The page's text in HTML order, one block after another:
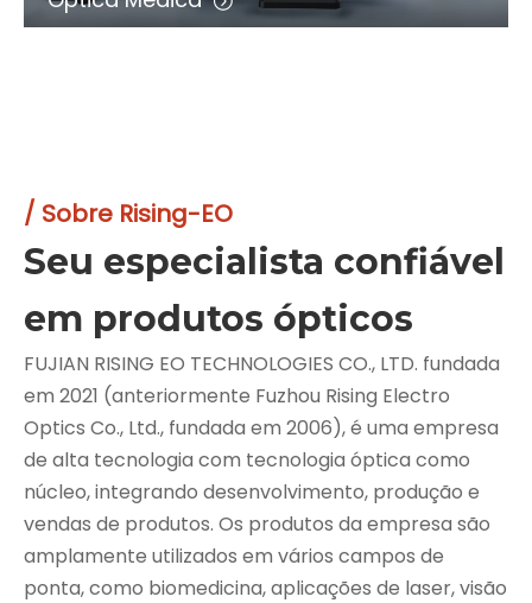
/ Sobre Rising-EO
Seu especialista confiável
em produtos ópticos
FUJIAN RISING EO TECHNOLOGIES CO., LTD. fundada
em 2021 (anteriormente Fuzhou Rising Electro
Optics Co., Ltd., fundada em 2006), é uma empresa
de alta tecnologia com tecnologia óptica como
núcleo, integrando desenvolvimento, produção e
vendas de produtos. Os produtos da empresa são
amplamente utilizados em vários campos de
ponta, como biomedicina, aplicações de laser, visão